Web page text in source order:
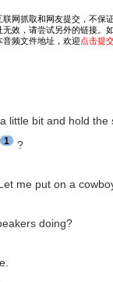
little bit and hold
1 ?
me put on a
doing?